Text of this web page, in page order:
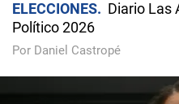
ELECCIONES
Diario Las
Político 2026
Por Daniel Castropé